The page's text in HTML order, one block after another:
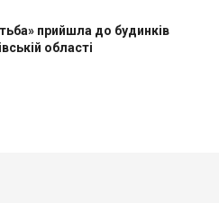
прийшла до будинків
області